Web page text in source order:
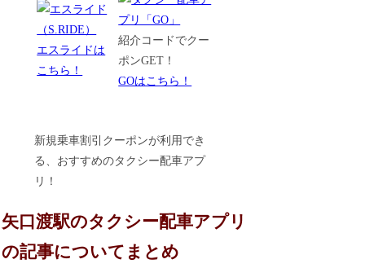
エスライドは
こちら！
紹介コードでクー
ポンGET！
GOはこちら！
新規乗車割引クーポンが利用でき
る、おすすめのタクシー配車アプ
リ！
矢口渡駅のタクシー配車アプリ
の記事についてまとめ